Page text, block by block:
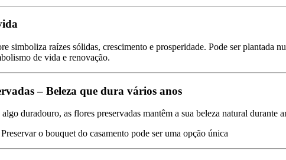
simboliza raízes sólidas, crescimento e prosperidade. Pode ser
de vida e renovação.
– Beleza que dura vários anos
duradouro, as flores preservadas mantêm a sua beleza natural durante
o bouquet do casamento pode ser uma opção única